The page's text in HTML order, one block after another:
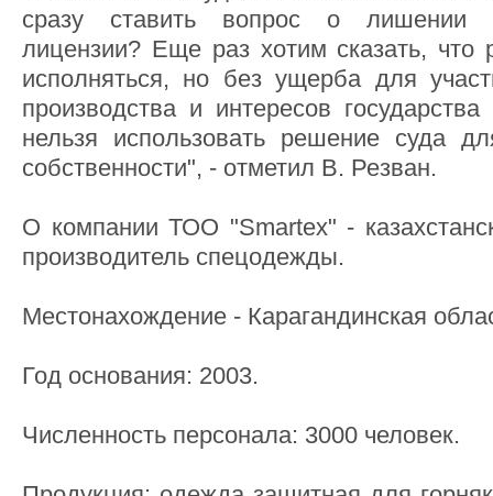
сразу ставить вопрос о лишении
лицензии? Еще раз хотим сказать,
исполняться, но без ущерба для
производства и интересов
нельзя использовать решение суда
собственности", - отметил В. Резван.
О компании ТОО "Smartex" -
производитель спецодежды.
Местонахождение - Карагандинская
Год основания: 2003.
Численность персонала: 3000 человек.